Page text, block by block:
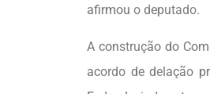
afirmou o deputado.
A construção do
acordo de delação